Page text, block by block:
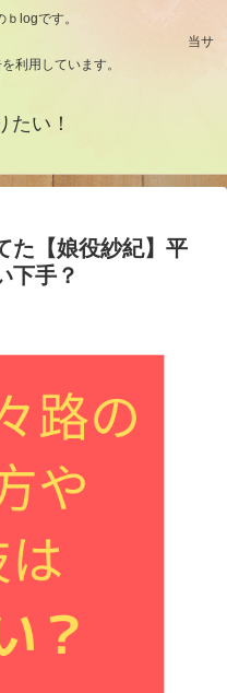
logです。
利用しています。
たい！
た【娘役紗紀】平
下手？